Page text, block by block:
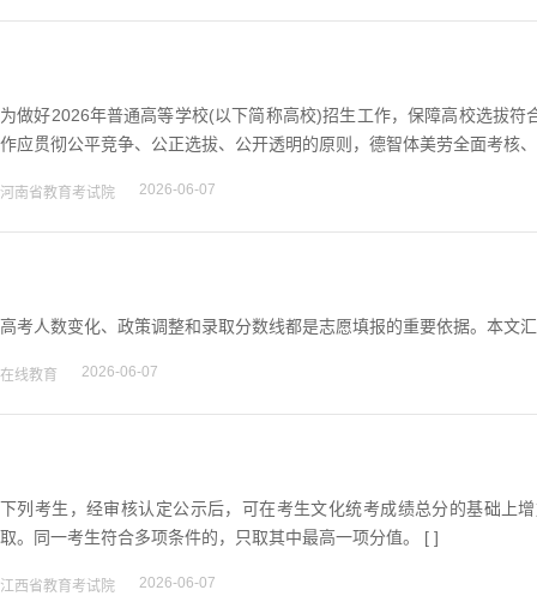
为做好2026年普通高等学校(以下简称高校)招生工作，保障高校选拔
作应贯彻公平竞争、公正选拔、公开透明的原则，德智体美劳全面考核
河南省教育考试院 2026-06-07
高考人数变化、政策调整和录取分数线都是志愿填报的重要依据。本文
在线教育 2026-06-07
下列考生，经审核认定公示后，可在考生文化统考成绩总分的基础上
取。同一考生符合多项条件的，只取其中最高一项分值。 [ ]
江西省教育考试院 2026-06-07